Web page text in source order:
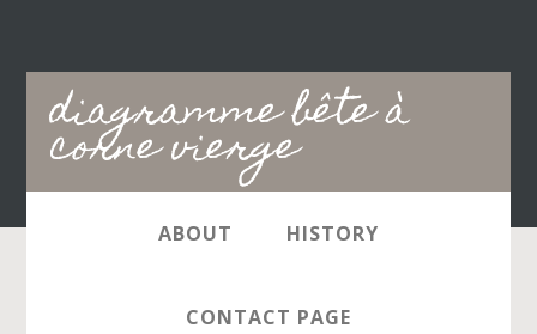
diagramme bête à
corne vierge
Main
navigation
ABOUT HISTORY
CONTACT PAGE
Nom du produit Dans quel but ? Reposant sur